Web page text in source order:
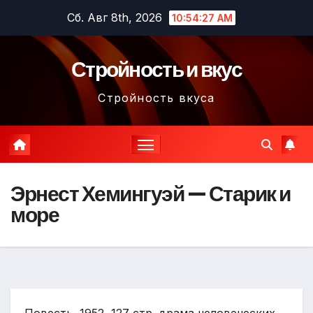
содержимому
Сб. Авг 8th, 2026 10:54:28 AM
Стройность и вкус
Стройность вкуса
Эрнест Хемингуэй — Старик и
море